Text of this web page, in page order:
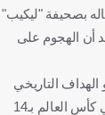
الأرقام في مقاله بصحيفة "ليكيب"
أن الهجوم على
التاريخي
لمنتخب فرنسا بـ58 هدفاً في 99 مباراة، وأحد أفضل هدافي كأس العالم بـ14